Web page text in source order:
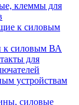
клеммы для
к силовым
к силовым ВА
для
устройствам
силовые